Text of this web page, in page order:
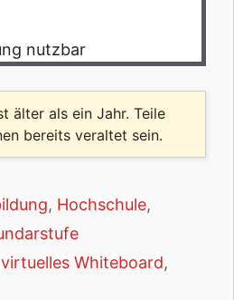
nutzbar
älter als ein Jahr. Teile
bereits veraltet sein.
, Hochschule,
virtuelles Whiteboard,